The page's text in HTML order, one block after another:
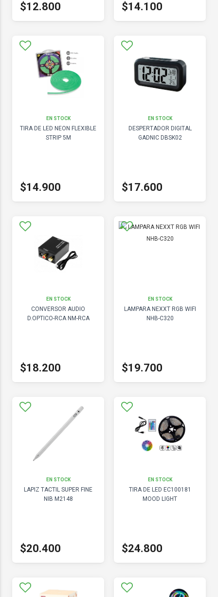
$12.800 $14.100
EN STOCK
TIRA DE LED NEON FLEXIBLE
STRIP 5M
$14.900
EN STOCK
DESPERTADOR DIGITAL
GADNIC DBSK02
$17.600
EN STOCK
CONVERSOR AUDIO
D.OPTICO-RCA NM-RCA
$18.200
EN STOCK
LAMPARA NEXXT RGB WIFI
NHB-C320
$19.700
EN STOCK
LAPIZ TACTIL SUPER FINE
NIB M2148
$20.400
EN STOCK
TIRA DE LED EC100181
MOOD LIGHT
$24.800